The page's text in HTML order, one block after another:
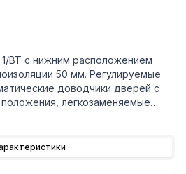
BT с нижним расположением
50 мм. Регулируемые
доводчики дверей с
легкозаменяемые